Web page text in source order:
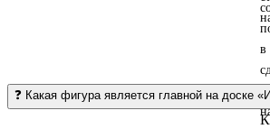
❓ Какая фигура является главной на доске